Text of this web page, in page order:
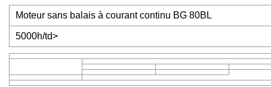
Moteur sans balais à courant continu BG 80BL
5000h/td>